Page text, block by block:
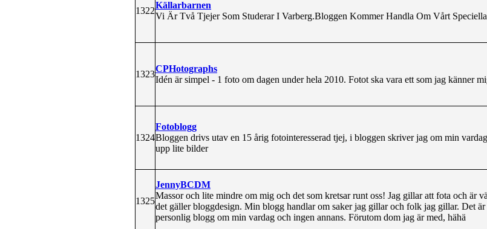
1322
Källarbarnen
Vi Är Två Tjejer Som Studerar I Varberg.Bloggen Kommer Handla Om Vårt
1323
CPHotographs
Idén är simpel - 1 foto om dagen under hela 2010. Fotot ska vara ett som jag känner
1324
Fotoblogg
Bloggen drivs utav en 15 årig fotointeresserad tjej, i bloggen skriver jag om min
upp lite bilder
1325
JennyBCDM
Massor och lite mindre om mig och det som kretsar runt oss! Jag gillar att fota och är
det gäller bloggdesign. Min blogg handlar om saker jag gillar och folk jag gillar. Det är
personlig blogg om min vardag och ingen annans. Förutom dom jag är med, hähä